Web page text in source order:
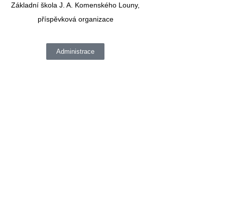
Základní škola J. A. Komenského Louny,
příspěvková organizace
Administrace